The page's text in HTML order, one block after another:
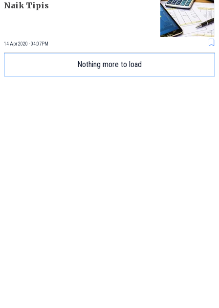
Naik Tipis
14 Apr 2020 - 04:07PM
Nothing more to load